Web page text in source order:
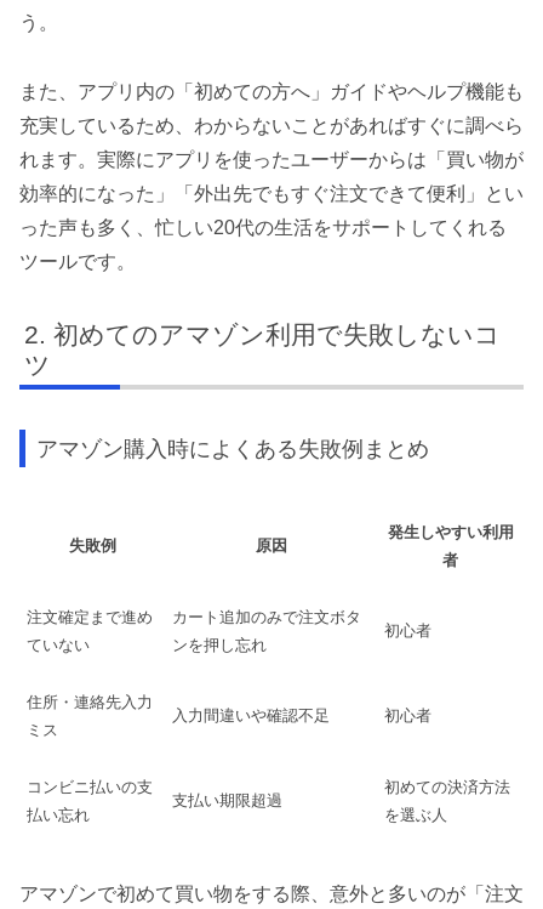
う。
また、アプリ内の「初めての方へ」ガイドやヘルプ機能も
充実しているため、わからないことがあればすぐに調べら
れます。実際にアプリを使ったユーザーからは「買い物が
効率的になった」「外出先でもすぐ注文できて便利」とい
った声も多く、忙しい20代の生活をサポートしてくれる
ツールです。
初めてのアマゾン利用で失敗しないコ
ツ
アマゾン購入時によくある失敗例まとめ
失敗例 原因
発生しやすい利用
者
注文確定まで進め
ていない
カート追加のみで注文ボタ
ンを押し忘れ
初心者
住所・連絡先入力
ミス
入力間違いや確認不足 初心者
コンビニ払いの支
払い忘れ
支払い期限超過
初めての決済方法
を選ぶ人
アマゾンで初めて買い物をする際、意外と多いのが「注文